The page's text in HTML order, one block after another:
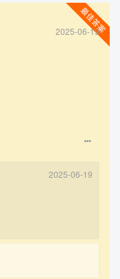
2025-06-19
2025-06-19